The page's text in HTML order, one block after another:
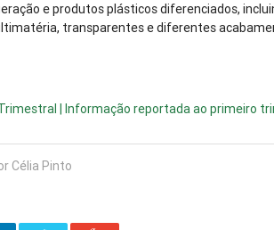
e produtos plásticos diferenciados,
transparentes e diferentes
| Informação reportada ao primeiro
Célia Pinto